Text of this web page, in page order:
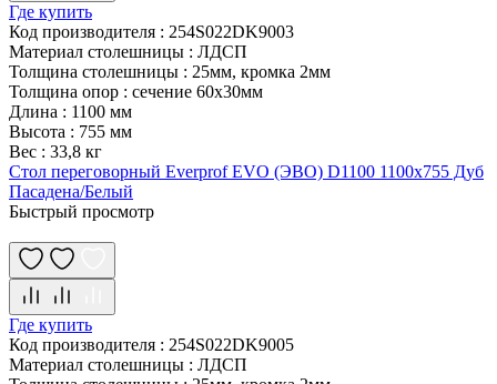
Где купить
Код производителя : 254S022DK9003
Материал столешницы : ЛДСП
Толщина столешницы : 25мм, кромка 2мм
Толщина опор : сечение 60х30мм
Длина : 1100 мм
Высота : 755 мм
Вес : 33,8 кг
Стол переговорный Everprof EVO (ЭВО) D1100 1100x755 Дуб
Пасадена/Белый
Быстрый просмотр
Где купить
Код производителя : 254S022DK9005
Материал столешницы : ЛДСП